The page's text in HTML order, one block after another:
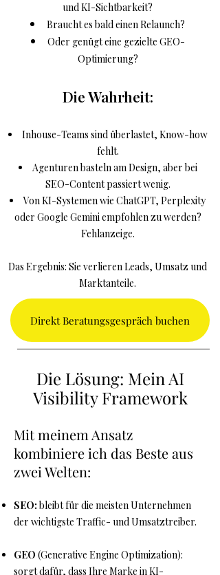
und KI-Sichtbarkeit?
Braucht es bald einen Relaunch?
Oder genügt eine gezielte GEO-
Optimierung?
Die Wahrheit:
Inhouse-Teams sind überlastet, Know-how
fehlt.
Agenturen basteln am Design, aber bei
SEO-Content passiert wenig.
Von KI-Systemen wie ChatGPT, Perplexity
oder Google Gemini empfohlen zu werden?
Fehlanzeige.
Das Ergebnis: Sie verlieren Leads, Umsatz und
Marktanteile.
Direkt Beratungsgespräch buchen
Die Lösung: Mein AI
Visibility Framework
Mit meinem Ansatz
kombiniere ich das Beste aus
zwei Welten:
SEO:bleibt für die meisten Unternehmen
der wichtigste Traffic- und Umsatztreiber.
GEO (Generative Engine Optimization):
sorgt dafür, dass Ihre Marke in KI-